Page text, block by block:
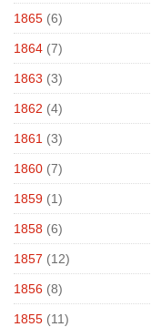
1865 (6)
1864 (7)
1863 (3)
1862 (4)
1861 (3)
1860 (7)
1859 (1)
1858 (6)
1857 (12)
1856 (8)
1855 (11)